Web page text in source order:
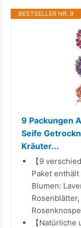
BESTSELLER NR. 9
9 Packungen
Seife
Kräuter...
【9
Paket
Blumen:
【